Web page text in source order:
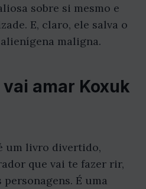
sobre si mesmo e
E, claro, ele salva o
maligna.
amar Koxuk
um livro divertido,
que vai te fazer rir,
É uma